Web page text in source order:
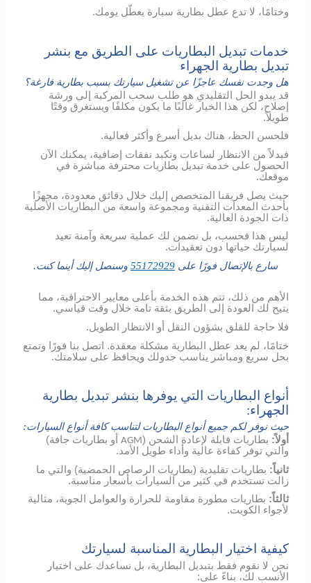
وختامًا، لا تدع عطل بطارية سيارة يعطّل يومك.
خدمات تبديل البطاريات على الطريق مع بنشر
تبديل بطارية الجهراء
هل وجدت نفسك عاجزًا عن تشغيل سيارتك بسبب بطارية فارغة؟
قد يبدو الحل التقليدي هو طلب سحب المركبة إلى ورشة
إصلاح، لكن هذا الخيار غالبًا ما يكون مكلفًا ويستغرق وقتًا
طويلاً.
فلحسن الحظ، هناك بديل أسرع وأكثر فعالية.
فبدلاً من الانتظار لساعات وتكبد نفقات إضافية، يمكنك الآن
الحصول على خدمة تبديل بطاريات محترفة مباشرة في
موقعك.
حيث يصل فريقنا المتخصص إليك خلال دقائق معدودة، مجهزًا
بأحدث المعدات التقنية ومجموعة واسعة من البطاريات الأصلية
ذات الجودة العالية.
ليس هذا فحسب، بل نضمن لك عملية سريعة وآمنة تعيد
لسيارتك حياتها دون تعقيدات.
سارع بالإتصال فورًا على 55172929 وسنصل إليك أينما كنت.
الأهم من ذلك، تتم هذه الخدمة بأعلى معايير الاحترافية، مما
يتيح لك العودة إلى الطريق بثقة تامة خلال وقت قياسي.
فلا حاجة للقلق بشؤون النقل أو الانتظار الطويل.
ختامًا، لم يعد عطل البطارية مشكلة معقدة. اتصل بنا فورًا وتمتع
بحل سريع ومباشر يناسب جدولك ويحافظ على سلامتك.
أنواع البطاريات التي يوفرها بنشر تبديل بطارية
الجهراء:
حيث نوفر لكم جميع أنواع البطاريات لتناسب كافة أنواع السيارات:
أولاً: بطاريات قابلة لإعادة الشحن (AGM أو بطاريات جافة)
والتي توفر كفاءة عالية وأداء طويل الأمد.
ثانياً: بطاريات تقليدية (بطاريات الرصاص الحمضية) والتي ما
زالت تستخدم في كثير من السيارات بأسعار مناسبة.
ثالثاً: بطاريات مطورة مقاومة للحرارة والعوامل الجوية، مثالية
لأجواء الكويت.
كيفية اختيار البطارية المناسبة لسيارتك
نحن لا نقوم فقط بتبديل البطارية، بل نساعدك على اختيار
الأنسب لك، بناءً على: